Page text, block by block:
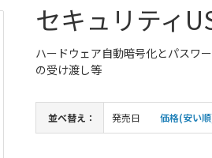
セキュリティ
ハードウェア自動暗号化とパスワ
の受け渡し等
並べ替え： 発売日 価格(安い